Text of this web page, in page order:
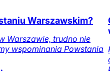
Warszawskim?
Warszawie, trudno nie
wspominania Powstania